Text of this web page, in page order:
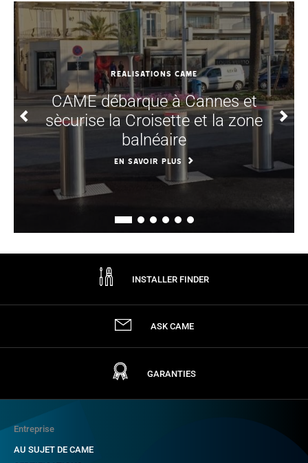
REALISATIONS CAME
CAME débarque à Cannes et
sècurise la Croisette et la zone
balnéaire
EN SAVOIR PLUS
INSTALLER FINDER
ASK CAME
GARANTIES
Entreprise
AU SUJET DE CAME